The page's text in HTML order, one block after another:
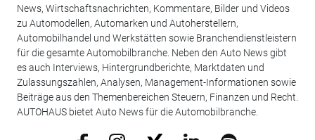
News, Wirtschaftsnachrichten, Kommentare, Bilder und Videos
zu Automodellen, Automarken und Autoherstellern,
Automobilhandel und Werkstätten sowie Branchendienstleistern
für die gesamte Automobilbranche. Neben den Auto News gibt
es auch Interviews, Hintergrundberichte, Marktdaten und
Zulassungszahlen, Analysen, Management-Informationen sowie
Beiträge aus den Themenbereichen Steuern, Finanzen und Recht.
AUTOHAUS bietet Auto News für die Automobilbranche.